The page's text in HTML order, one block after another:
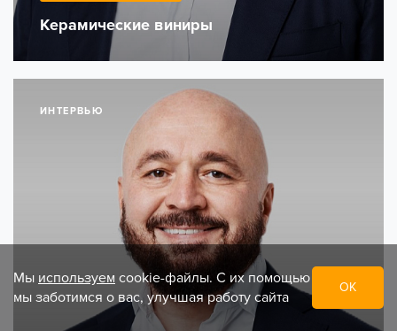
Керамические виниры
ИНТЕРВЬЮ
Мы используем cookie-файлы. С их помощью
мы заботимся о вас, улучшая работу сайта
ОК